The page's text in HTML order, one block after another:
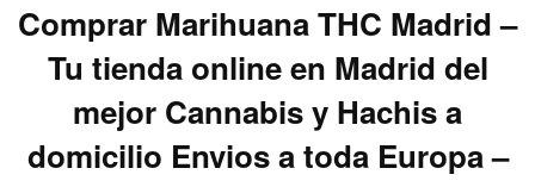
Comprar Marihuana THC Madrid –
Tu tienda online en Madrid del
mejor Cannabis y Hachis a
domicilio Envios a toda Europa –